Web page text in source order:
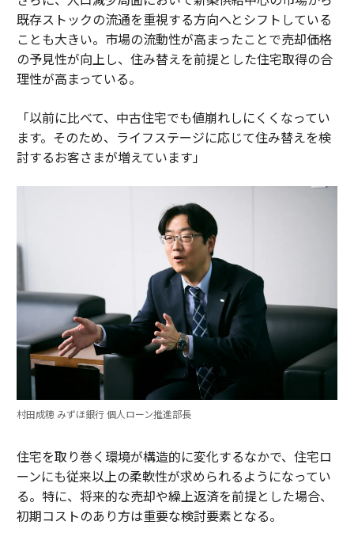
既存ストックの流通を重視する方向へとシフトしている
ことも大きい。市場の流動性が高まったことで売却価格
の予見性が向上し、住み替えを前提とした住宅取得の合
理性が高まっている。
「以前に比べて、中古住宅でも値崩れしにくくなってい
ます。そのため、ライフステージに応じて住み替えを検
討するお客さまが増えています」
村田成穂 みずほ銀行 個人ローン推進部長
住宅を取り巻く環境が構造的に変化するなかで、住宅ロ
ーンにも従来以上の柔軟性が求められるようになってい
る。特に、将来的な売却や繰上返済を前提とした場合、
初期コストのあり方は重要な検討要素となる。